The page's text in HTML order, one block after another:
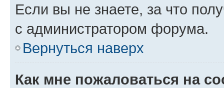
Если вы не знаете, за что
с администратором форума.
Вернуться наверх
Как мне пожаловаться на